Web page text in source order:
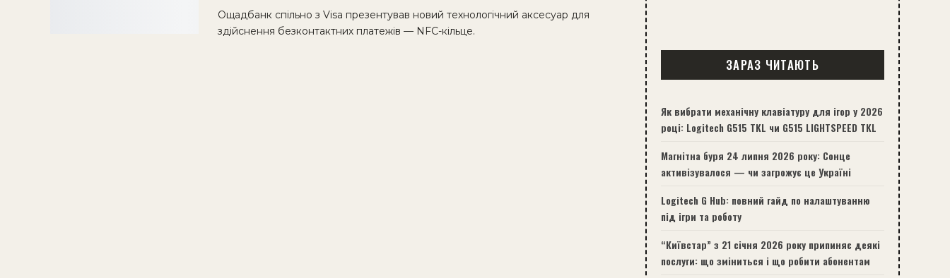
Ощадбанк спільно з Visa презентував новий технологічний аксесуар для
здійснення безконтактних платежів — NFC-кільце.
ЗАРАЗ ЧИТАЮТЬ
Як вибрати механічну клавіатуру для ігор у 2026
році: Logitech G515 TKL чи G515 LIGHTSPEED TKL
Магнітна буря 24 липня 2026 року: Сонце
активізувалося — чи загрожує це Україні
Logitech G Hub: повний гайд по налаштуванню
під ігри та роботу
“Київстар” з 21 січня 2026 року припиняє деякі
послуги: що зміниться і що робити абонентам